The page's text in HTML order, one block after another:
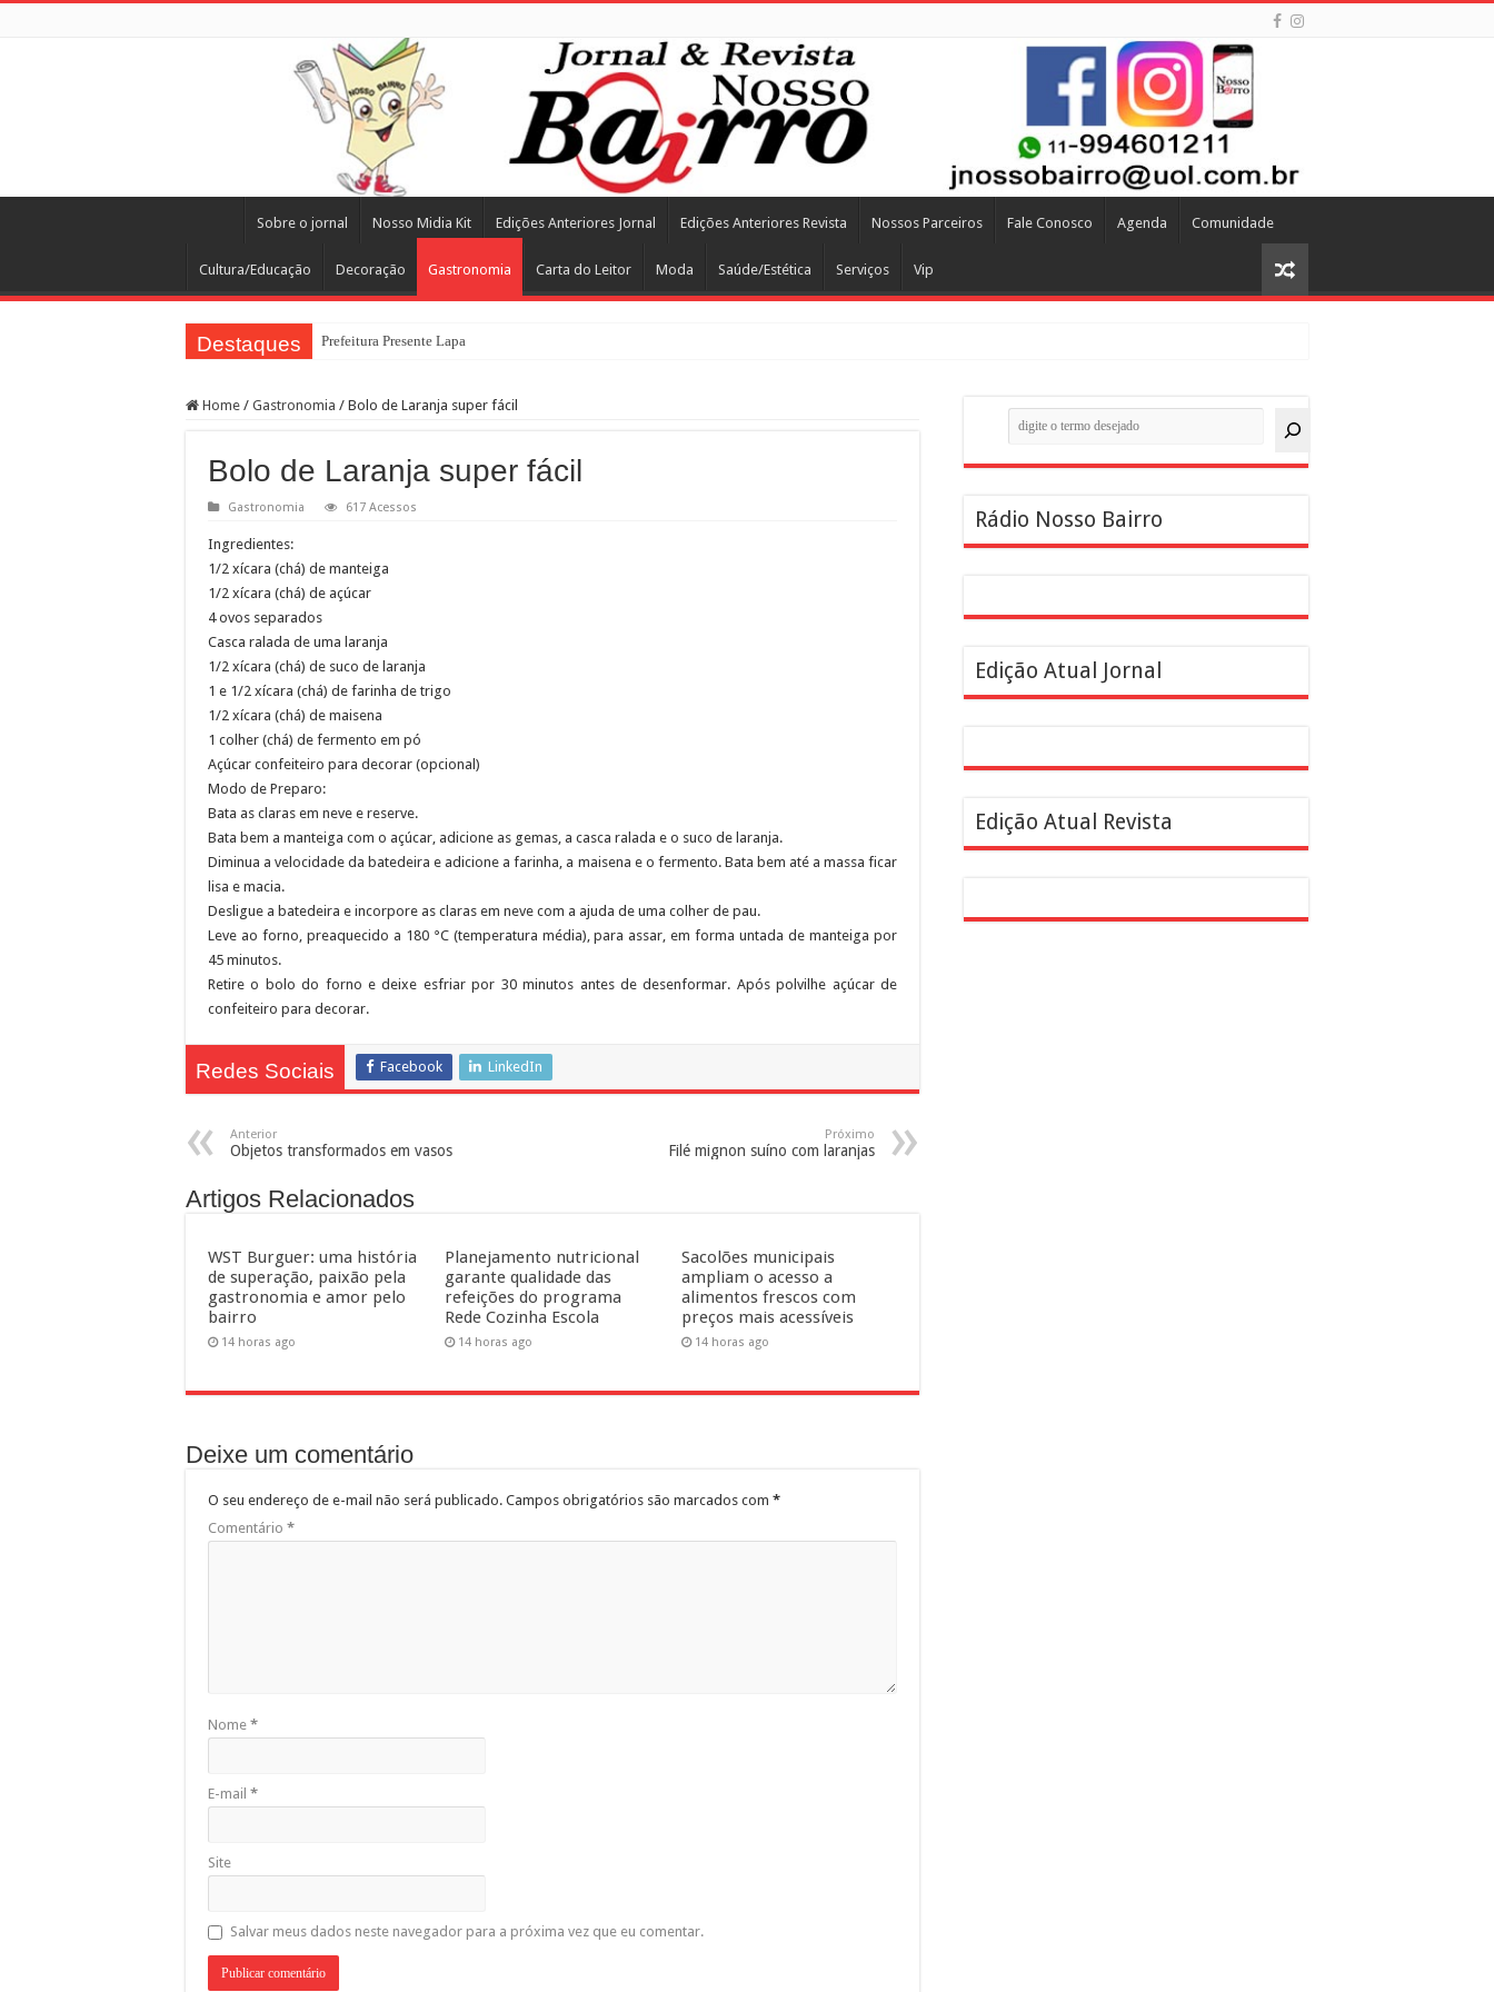
Sobre o jornal Nosso Midia Kit Edições Anteriores Jornal Edições Anteriores Revista Nossos Parceiros Fale Conosco Agenda Comunidade
Cultura/Educação Decoração Gastronomia Carta do Leitor Moda Saúde/Estética Serviços Vip
Destaques Prefeitura Presente Lapa
Home / Gastronomia / Bolo de Laranja super fácil
Bolo de Laranja super fácil
Gastronomia 617 Acessos
Ingredientes:
1/2 xícara (chá) de manteiga
1/2 xícara (chá) de açúcar
4 ovos separados
Casca ralada de uma laranja
1/2 xícara (chá) de suco de laranja
1 e 1/2 xícara (chá) de farinha de trigo
1/2 xícara (chá) de maisena
1 colher (chá) de fermento em pó
Açúcar confeiteiro para decorar (opcional)
Modo de Preparo:
Bata as claras em neve e reserve.
Bata bem a manteiga com o açúcar, adicione as gemas, a casca ralada e o suco de laranja.
Diminua a velocidade da batedeira e adicione a farinha, a maisena e o fermento. Bata bem até a massa ficar
lisa e macia.
Desligue a batedeira e incorpore as claras em neve com a ajuda de uma colher de pau.
Leve ao forno, preaquecido a 180 °C (temperatura média), para assar, em forma untada de manteiga por
45 minutos.
Retire o bolo do forno e deixe esfriar por 30 minutos antes de desenformar. Após polvilhe açúcar de
confeiteiro para decorar.
Redes Sociais Facebook LinkedIn
Anterior
Objetos transformados em vasos
Próximo
Filé mignon suíno com laranjas
Artigos Relacionados
WST Burguer: uma história
de superação, paixão pela
gastronomia e amor pelo
bairro
14 horas ago
Planejamento nutricional
garante qualidade das
refeições do programa
Rede Cozinha Escola
14 horas ago
Sacolões municipais
ampliam o acesso a
alimentos frescos com
preços mais acessíveis
14 horas ago
Deixe um comentário
O seu endereço de e-mail não será publicado. Campos obrigatórios são marcados com *
Comentário *
Nome *
E-mail *
Site
Salvar meus dados neste navegador para a próxima vez que eu comentar.
Pesquisar
Rádio Nosso Bairro
Edição Atual Jornal
Edição Atual Revista